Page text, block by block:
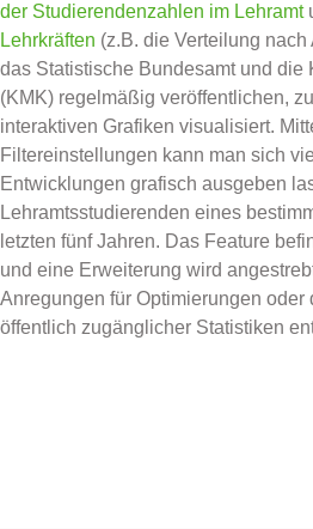
der Studierendenzahlen im Lehramt
Lehrkräften (z.B. die Verteilung
das Statistische Bundesamt und die
(KMK) regelmäßig veröffentlichen,
interaktiven Grafiken visualisiert.
Filtereinstellungen kann man sich
Entwicklungen grafisch ausgeben
Lehramtsstudierenden eines
letzten fünf Jahren. Das Feature
und eine Erweiterung wird
Anregungen für Optimierungen oder
öffentlich zugänglicher Statistiken